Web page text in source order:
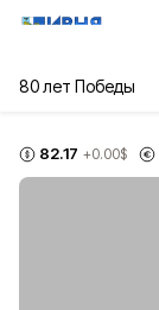
80 лет Победы
82.17 +0.00$